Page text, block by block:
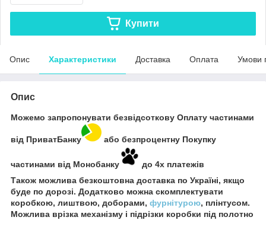
Купити
Опис Характеристики Доставка Оплата Умови
Опис
Можемо запропонувати безвідсоткову Оплату частинами
від ПриватБанку або безпроцентну Покупку
частинами від Монобанку
до 4х платежів
Також можлива безкоштовна доставка по Україні, якщо
буде по дорозі. Додатково можна скомплектувати
коробкою, лиштвою, доборами, фурнітурою, плінтусом.
Можлива врізка механізму і підрізки коробки під полотно